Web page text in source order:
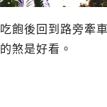
吃飽後回到路旁牽
的煞是好看。